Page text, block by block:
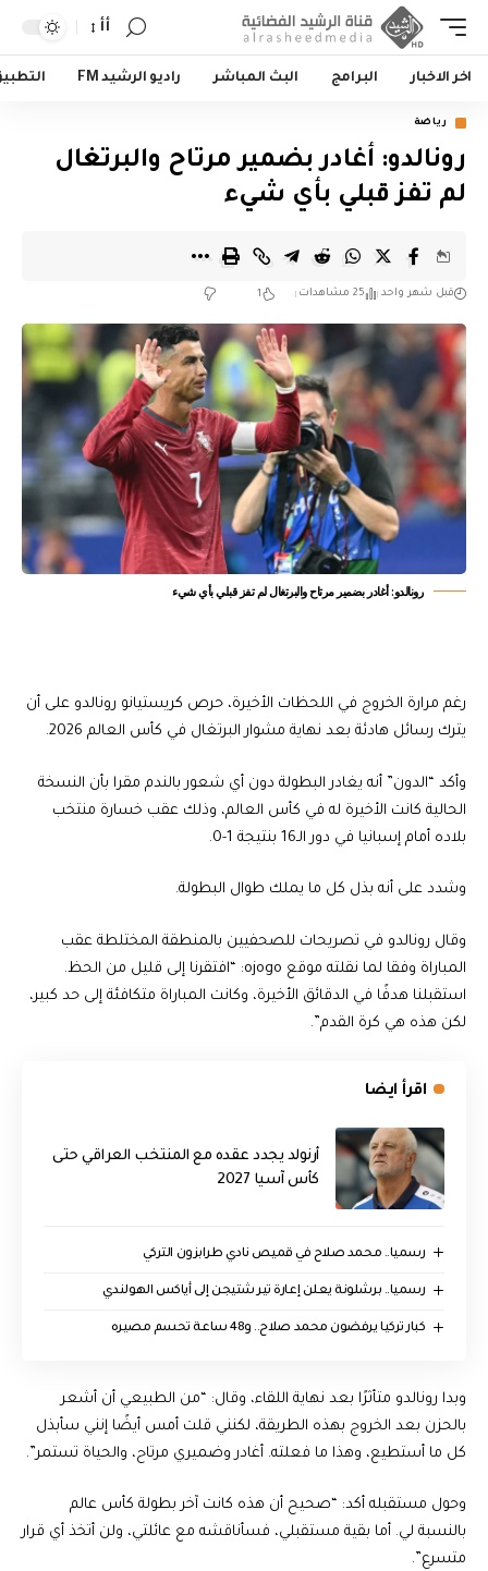
أأ
اخر الاخبار البرامج البث المباشر راديو الرشيد FM
رياضة
رونالدو: أغادر بضمير مرتاح والبرتغال
لم تفز قبلي بأي شيء
قبل شهر واحد 25 مشاهدات 1
رونالدو: أغادر بضمير مرتاح والبرتغال لم تفز قبلي بأي شيء
رغم مرارة الخروج في اللحظات الأخيرة، حرص كريستيانو رونالدو على أن
يترك رسائل هادئة بعد نهاية مشوار البرتغال في كأس العالم 2026.
وأكد “الدون” أنه يغادر البطولة دون أي شعور بالندم مقرا بأن النسخة
الحالية كانت الأخيرة له في كأس العالم، وذلك عقب خسارة منتخب
بلاده أمام إسبانيا في دور الـ16 بنتيجة 1-0.
وشدد على أنه بذل كل ما يملك طوال البطولة.
وقال رونالدو في تصريحات للصحفيين بالمنطقة المختلطة عقب
المباراة وفقا لما نقلته موقع ojogo: “افتقرنا إلى قليل من الحظ.
استقبلنا هدفًا في الدقائق الأخيرة، وكانت المباراة متكافئة إلى حد كبير،
لكن هذه هي كرة القدم”.
اقرأ ايضا
أرنولد يجدد عقده مع المنتخب العراقي حتى
كأس آسيا 2027
رسميا.. محمد صلاح في قميص نادي طرابزون التركي
رسميا.. برشلونة يعلن إعارة تير شتيجن إلى أياكس الهولندي
كبار تركيا يرفضون محمد صلاح.. و48 ساعة تحسم مصيره
وبدا رونالدو متأثرًا بعد نهاية اللقاء، وقال: “من الطبيعي أن أشعر
بالحزن بعد الخروج بهذه الطريقة، لكنني قلت أمس أيضًا إنني سأبذل
كل ما أستطيع، وهذا ما فعلته. أغادر وضميري مرتاح، والحياة تستمر”.
وحول مستقبله أكد: “صحيح أن هذه كانت آخر بطولة كأس عالم
بالنسبة لي. أما بقية مستقبلي، فسأناقشه مع عائلتي، ولن أتخذ أي قرار
متسرع”.